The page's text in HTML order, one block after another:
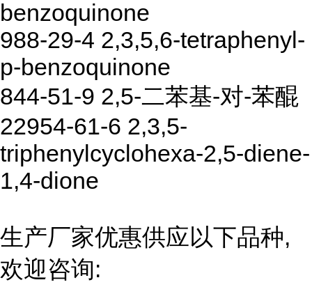
benzoquinone
988-29-4 2,3,5,6-tetraphenyl-
p-benzoquinone
844-51-9 2,5-二苯基-对-苯醌
22954-61-6 2,3,5-
triphenylcyclohexa-2,5-diene-
1,4-dione
生产厂家优惠供应以下品种,
欢迎咨询: